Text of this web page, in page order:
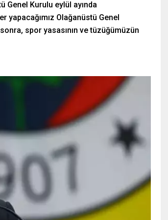
Kurulu eylül ayında
yapacağımız Olağanüstü Genel
spor yasasının ve tüzüğümüzün